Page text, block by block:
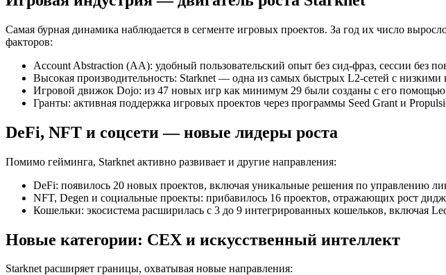
Самая бурная динамика наблюдается в сегменте игровых проектов. За год их число
факторов:
Account Abstraction (AA): удобный пользовательский опыт без сид-фраз, сессии без
Высокая производительность: Starknet — одна из самых быстрых L2-сетей с низкими
Игровой движок Dojo: из 47 новых игр как минимум 29 были созданы с его
Гранты: активная поддержка игровых проектов через программы Seed Grant и
DeFi, NFT и соцсети — новые лидеры роста
Помимо гейминга, Starknet активно развивает и другие направления:
DeFi: появилось 20 новых проектов, включая уникальные решения по управлению
NFT, Degen и социальные проекты: прибавилось 16 проектов, отражающих рост
Кошельки: экосистема расширилась с 3 до 9 интегрированных кошельков, включая
Новые категории: CEX и искусственный интеллект
Starknet расширяет границы, охватывая новые направления: